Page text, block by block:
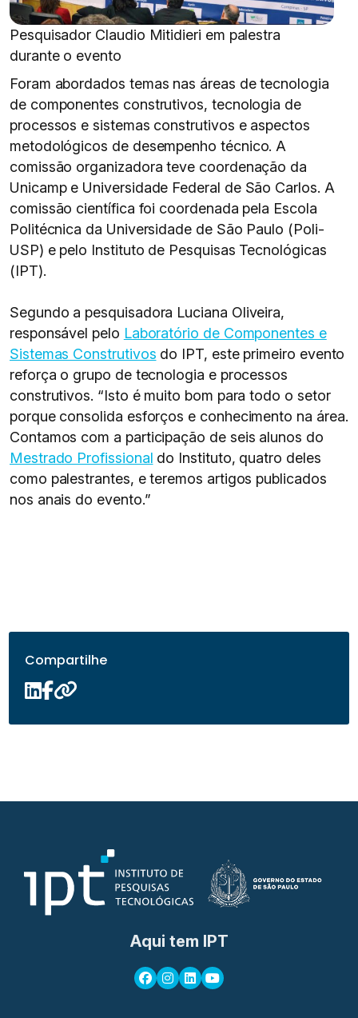
Pesquisador Claudio Mitidieri em palestra
durante o evento
Foram abordados temas nas áreas de tecnologia
de componentes construtivos, tecnologia de
processos e sistemas construtivos e aspectos
metodológicos de desempenho técnico. A
comissão organizadora teve coordenação da
Unicamp e Universidade Federal de São Carlos. A
comissão científica foi coordenada pela Escola
Politécnica da Universidade de São Paulo (Poli-
USP) e pelo Instituto de Pesquisas Tecnológicas
(IPT).
Segundo a pesquisadora Luciana Oliveira,
responsável pelo Laboratório de Componentes e
Sistemas Construtivos do IPT, este primeiro evento
reforça o grupo de tecnologia e processos
construtivos. “Isto é muito bom para todo o setor
porque consolida esforços e conhecimento na área.
Contamos com a participação de seis alunos do
Mestrado Profissional do Instituto, quatro deles
como palestrantes, e teremos artigos publicados
nos anais do evento.”
Compartilhe
Aqui tem IPT